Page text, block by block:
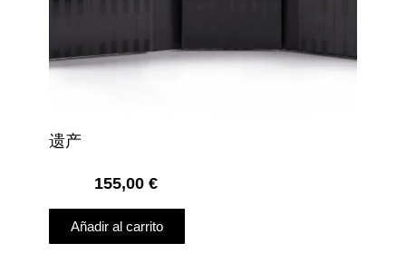
遗产
155,00 €
Añadir al carrito